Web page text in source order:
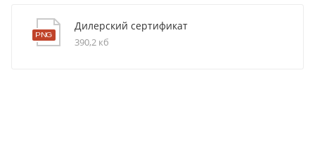
Дилерский сертификат
390,2 кб